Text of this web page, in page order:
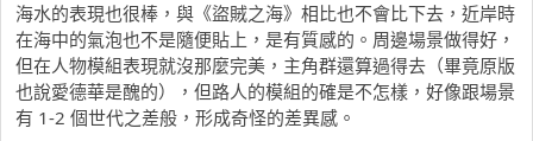
海水的表現也很棒，與《盜賊之海》相比也不會比下去，近岸時
在海中的氣泡也不是隨便貼上，是有質感的。周邊場景做得好，
但在人物模組表現就沒那麼完美，主角群還算過得去（畢竟原版
也說愛德華是醜的），但路人的模組的確是不怎樣，好像跟場景
有 1-2 個世代之差般，形成奇怪的差異感。